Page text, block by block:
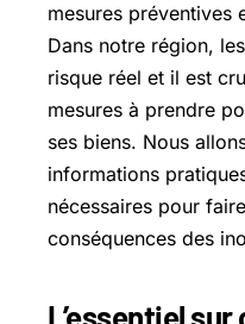
mesures préventives
Dans notre région,
risque réel et il est
mesures à prendre
ses biens. Nous
informations
nécessaires pour
conséquences des
L’essentiel